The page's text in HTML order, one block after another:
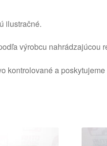
ilustračné.
výrobcu nahrádzajúcou
kontrolované a